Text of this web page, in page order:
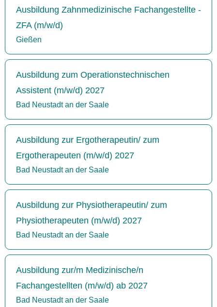
Ausbildung Zahnmedizinische Fachangestellte -
ZFA (m/w/d)
Gießen
Ausbildung zum Operationstechnischen
Assistent (m/w/d) 2027
Bad Neustadt an der Saale
Ausbildung zur Ergotherapeutin/ zum
Ergotherapeuten (m/w/d) 2027
Bad Neustadt an der Saale
Ausbildung zur Physiotherapeutin/ zum
Physiotherapeuten (m/w/d) 2027
Bad Neustadt an der Saale
Ausbildung zur/m Medizinische/n
Fachangestellten (m/w/d) ab 2027
Bad Neustadt an der Saale